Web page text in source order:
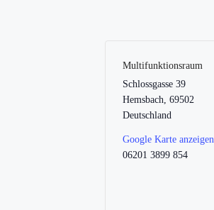
Multifunktionsraum
Schlossgasse 39
Hemsbach 69502
Deutschland
Google Karte anzeigen
06201 3899 854